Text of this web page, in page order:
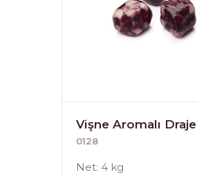
Vişne Aromalı Draje
0128
Net: 4 kg